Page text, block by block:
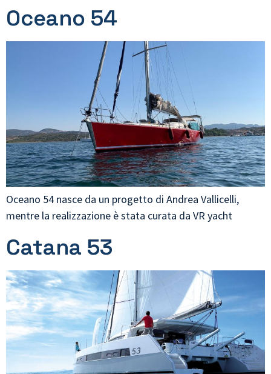
Oceano 54
Oceano 54 nasce da un progetto di Andrea Vallicelli,
mentre la realizzazione è stata curata da VR yacht
Catana 53